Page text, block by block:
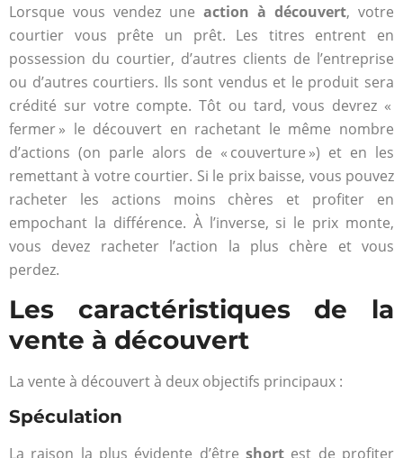
Lorsque vous vendez une action à découvert, votre
courtier vous prête un prêt. Les titres entrent en
possession du courtier, d’autres clients de l’entreprise
ou d’autres courtiers. Ils sont vendus et le produit sera
crédité sur votre compte. Tôt ou tard, vous devrez «
fermer » le découvert en rachetant le même nombre
d’actions (on parle alors de « couverture ») et en les
remettant à votre courtier. Si le prix baisse, vous pouvez
racheter les actions moins chères et profiter en
empochant la différence. À l’inverse, si le prix monte,
vous devez racheter l’action la plus chère et vous
perdez.
Les caractéristiques de la
vente à découvert
La vente à découvert à deux objectifs principaux :
Spéculation
La raison la plus évidente d’être short est de profiter